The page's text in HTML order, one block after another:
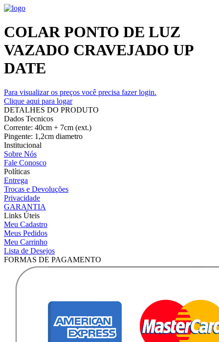
COLAR PONTO DE LUZ
VAZADO CRAVEJADO UP
DATE
Para visualizar os preços você precisa fazer login.
Clique aqui para logar
DETALHES DO PRODUTO
Dados Tecnicos
Corrente: 40cm + 7cm (ext.)
Pingente: 1,2cm diametro
Institucional
Sobre Nós
Fale Conosco
Políticas
Entrega
Trocas e Devoluções
Privacidade
GARANTIA
Links Úteis
Meu Cadastro
Meus Pedidos
Meu Carrinho
Lista de Desejos
FORMAS DE PAGAMENTO